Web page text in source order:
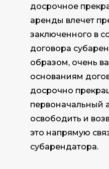
досрочное
аренды влечет
заключенного в
договора
образом, очень
основаниям
досрочно
первоначальный
освободить и
это напрямую
субарендатора.